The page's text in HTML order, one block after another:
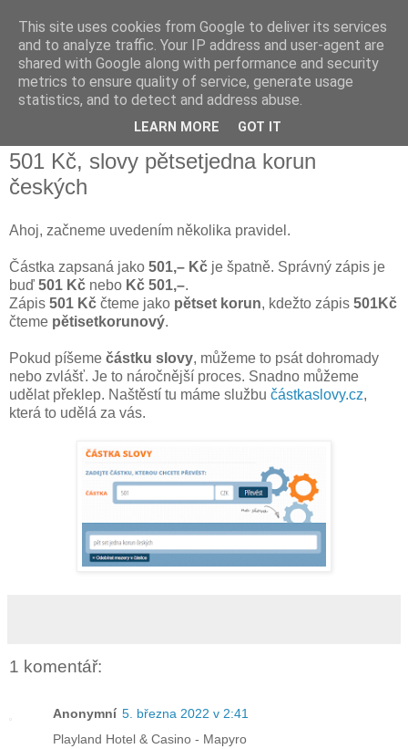
Jirkův zápisník
Občas narazím na něco zajímavého, tak se s tím podělím i
501 Kč, slovy pětsetjedna korun
českých
Ahoj, začneme uvedením několika pravidel.
Částka zapsaná jako 501,– Kč je špatně. Správný zápis je
buď 501 Kč nebo Kč 501,–.
Zápis 501 Kč čteme jako pětset korun, kdežto zápis 501Kč
čteme pětisetkorunový.
Pokud píšeme částku slovy, můžeme to psát dohromady
nebo zvlášť. Je to náročnější proces. Snadno můžeme
udělat překlep. Naštěstí tu máme službu částkaslovy.cz,
která to udělá za vás.
1 komentář:
Anonymní 5. března 2022 v 2:41
Playland Hotel & Casino - Mapyro
This site uses cookies from Google to deliver its services
and to analyze traffic. Your IP address and user-agent are
shared with Google along with performance and security
metrics to ensure quality of service, generate usage
statistics, and to detect and address abuse.
LEARN MORE GOT IT